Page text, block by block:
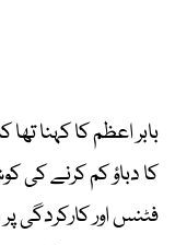
بابر اعظم کا کہنا
کا دباؤ کم کرنے کی
فٹنس اور کارکردگی